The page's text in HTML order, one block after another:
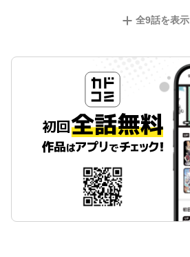
全9話を表示